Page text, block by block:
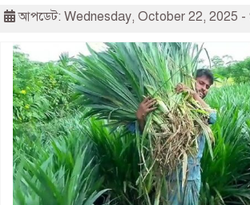
আপডেট: Wednesday, October 22, 2025 -